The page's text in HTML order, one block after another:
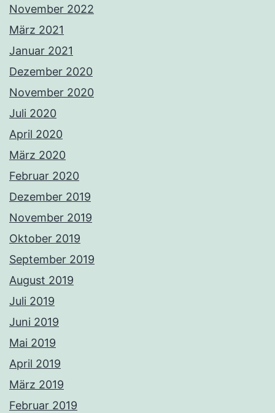
November 2022
März 2021
Januar 2021
Dezember 2020
November 2020
Juli 2020
April 2020
März 2020
Februar 2020
Dezember 2019
November 2019
Oktober 2019
September 2019
August 2019
Juli 2019
Juni 2019
Mai 2019
April 2019
März 2019
Februar 2019